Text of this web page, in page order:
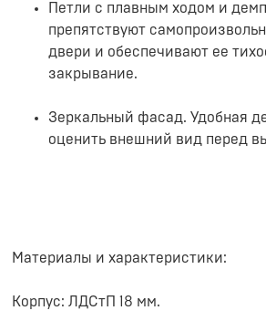
Петли с плавным ходом и
препятствуют
двери и обеспечивают ее
закрывание.
Зеркальный фасад. Удобная
оценить внешний вид перед
Материалы и характеристики:
Корпус: ЛДСтП 18 мм.